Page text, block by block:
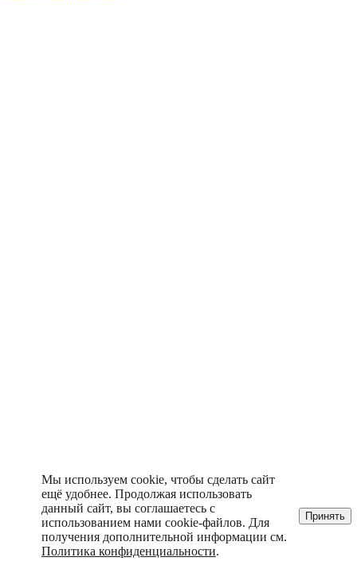
Мы используем cookie, чтобы сделать сайт
ещё удобнее. Продолжая использовать
данный сайт, вы соглашаетесь с
использованием нами cookie-файлов. Для
получения дополнительной информации см.
Политика конфиденциальности.
Принять